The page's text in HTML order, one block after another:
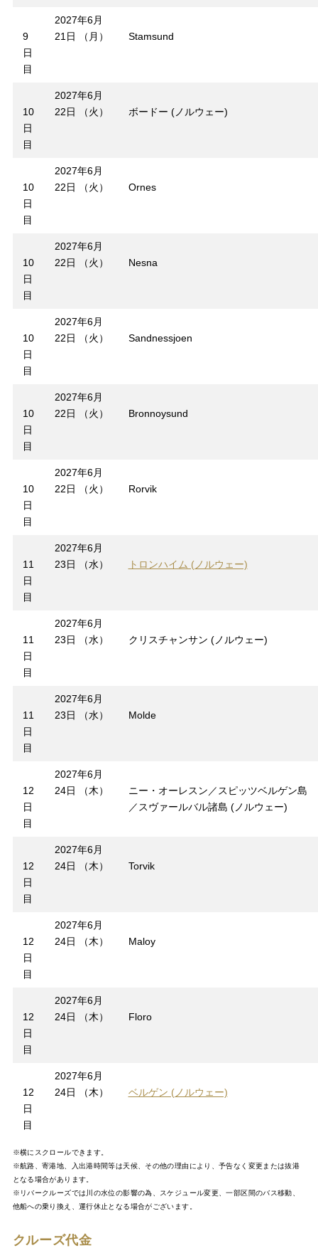
9
日
目
2027年6月
21日 （月）
Stamsund
10
日
目
2027年6月
22日 （火）
ボードー (ノルウェー)
10
日
目
2027年6月
22日 （火）
Ornes
10
日
目
2027年6月
22日 （火）
Nesna
10
日
目
2027年6月
22日 （火）
Sandnessjoen
10
日
目
2027年6月
22日 （火）
Bronnoysund
10
日
目
2027年6月
22日 （火）
Rorvik
11
日
目
2027年6月
23日 （水）
トロンハイム (ノルウェー)
11
日
目
2027年6月
23日 （水）
クリスチャンサン (ノルウェー)
11
日
目
2027年6月
23日 （水）
Molde
12
日
目
2027年6月
24日 （木）
ニー・オーレスン／スピッツベルゲン島
／スヴァールバル諸島 (ノルウェー)
12
日
目
2027年6月
24日 （木）
Torvik
12
日
目
2027年6月
24日 （木）
Maloy
12
日
目
2027年6月
24日 （木）
Floro
12
日
目
2027年6月
24日 （木）
ベルゲン (ノルウェー)
※横にスクロールできます。
※航路、寄港地、入出港時間等は天候、その他の理由により、予告なく変更または抜港
となる場合があります。
※リバークルーズでは川の水位の影響の為、スケジュール変更、一部区間のバス移動、
他船への乗り換え、運行休止となる場合がございます。
クルーズ代金